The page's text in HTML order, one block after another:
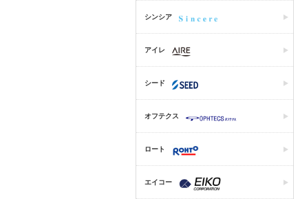
シンシア
アイレ
シード
オフテクス
ロート
エイコー